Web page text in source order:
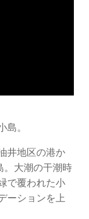
島。
井地区の港か
。大潮の干潮時
で覆われた小
ーションを上